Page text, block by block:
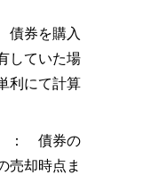
券を購入
していた場
利にて計算
： 債券の
売却時点ま